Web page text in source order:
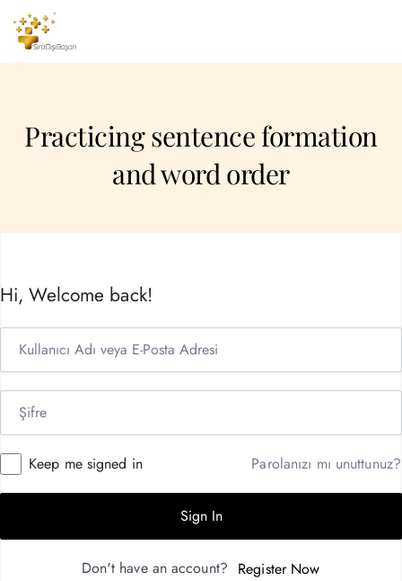
Practicing sentence formation
and word order
Hi, Welcome back!
Keep me signed in Parolanızı mı unuttunuz?
Sign In
Don't have an account? Register Now